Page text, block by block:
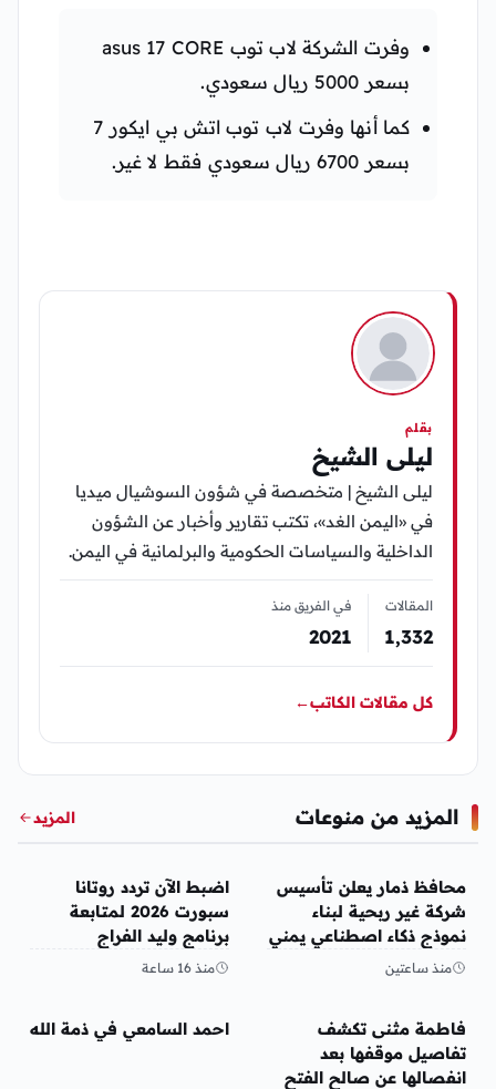
وفرت الشركة لاب توب asus 17 CORE
بسعر 5000 ريال سعودي.
كما أنها وفرت لاب توب اتش بي ايكور 7
بسعر 6700 ريال سعودي فقط لا غير.
بقلم
ليلى الشيخ
ليلى الشيخ | متخصصة في شؤون السوشيال ميديا
في «اليمن الغد»، تكتب تقارير وأخبار عن الشؤون
الداخلية والسياسات الحكومية والبرلمانية في اليمن.
المقالات
1٬332
في الفريق منذ
2021
كل مقالات الكاتب←
المزيد من منوعات المزيد
منوعات
محافظ ذمار يعلن تأسيس
شركة غير ربحية لبناء
نموذج ذكاء اصطناعي يمني
منذ ساعتين
اضبط الآن تردد روتانا
سبورت 2026 لمتابعة
برنامج وليد الفراج
منذ 16 ساعة
منوعات
فاطمة مثنى تكشف
تفاصيل موقفها بعد
انفصالها عن صالح الفتح
احمد السامعي في ذمة الله